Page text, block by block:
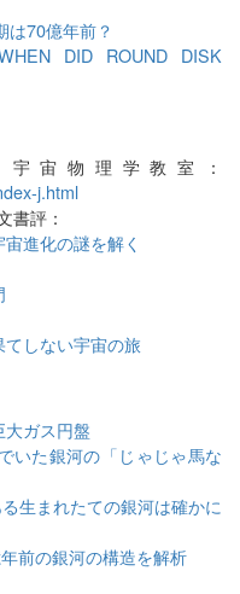
は70億年前？
DID ROUND DISK
宙物理学教室：
j.html
書評：
進化の謎を解く
しない宇宙の旅
ガス円盤
いた銀河の「じゃじゃ馬な
生まれたての銀河は確かに
前の銀河の構造を解析